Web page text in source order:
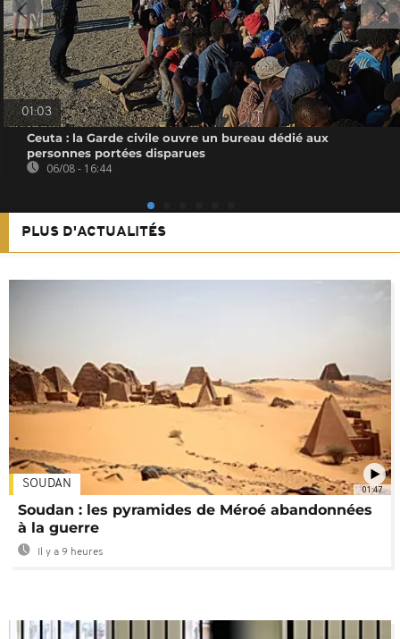
01:03
Ceuta : la Garde civile ouvre un bureau dédié aux
personnes portées disparues
06/08 - 16:44
PLUS D'ACTUALITÉS
01:47
SOUDAN
Soudan : les pyramides de Méroé abandonnées
à la guerre
Il y a 9 heures